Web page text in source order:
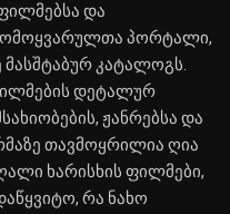
და
პორტალი,
კატალოგს.
დეტალურ
ჟანრებსა და
თავმოყრილია ღია
ხარისხის ფილმები,
რა ნახო